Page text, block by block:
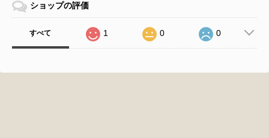
ショップの評価
すべて 1 0 0